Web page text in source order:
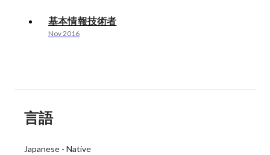
基本情報技術者
Nov 2016
言語
Japanese - Native